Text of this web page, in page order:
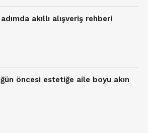
akıllı alışveriş rehberi
öncesi estetiğe aile boyu akın